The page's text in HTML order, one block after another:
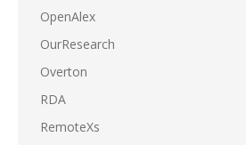
OpenAlex
OurResearch
Overton
RDA
RemoteXs